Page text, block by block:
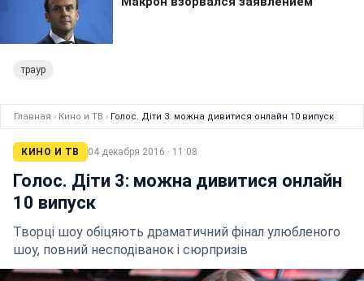
траур
Главная › Кино и ТВ › Голос. Діти 3: можна дивитися онлайн 10 випуск
КИНО И ТВ 04 декабря 2016 · 11:08
Голос. Діти 3: можна дивитися онлайн
10 випуск
Творці шоу обіцяють драматичний фінал улюбленого
шоу, повний несподіванок і сюрпризів